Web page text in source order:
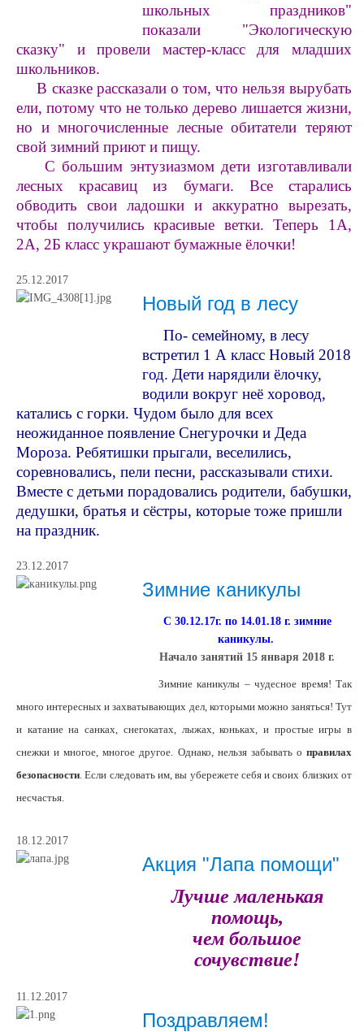
школьных праздников"
показали "Экологическую
сказку" и провели мастер-класс для младших
школьников.
В сказке рассказали о том, что нельзя вырубать
ели, потому что не только дерево лишается жизни,
но и многочисленные лесные обитатели теряют
свой зимний приют и пищу.
С большим энтузиазмом дети изготавливали
лесных красавиц из бумаги. Все старались
обводить свои ладошки и аккуратно вырезать,
чтобы получились красивые ветки. Теперь 1А,
2А, 2Б класс украшают бумажные ёлочки!
25.12.2017
Новый год в лесу
По- семейному, в лесу
встретил 1 А класс Новый 2018
год. Дети нарядили ёлочку,
водили вокруг неё хоровод,
катались с горки. Чудом было для всех
неожиданное появление Снегурочки и Деда
Мороза. Ребятишки прыгали, веселились,
соревновались, пели песни, рассказывали стихи.
Вместе с детьми порадовались родители, бабушки,
дедушки, братья и сёстры, которые тоже пришли
на праздник.
23.12.2017
Зимние каникулы
С 30.12.17г. по 14.01.18 г. зимние
каникулы.
Начало занятий 15 января 2018 г.
Зимние каникулы – чудесное время! Так
много интересных и захватывающих дел, которыми можно заняться! Тут
и катание на санках, снегокатах, лыжах, коньках, и простые игры в
снежки и многое, многое другое. Однако, нельзя забывать оправилах
безопасности. Если следовать им, вы убережете себя и своих близких от
несчастья.
18.12.2017
Акция "Лапа помощи"
Лучше маленькая
помощь,
чем большое
сочувствие!
11.12.2017
Поздравляем!